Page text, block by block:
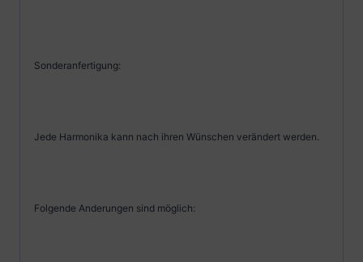
Sonderanfertigung:
Jede Harmonika kann nach ihren Wünschen verändert werden.
Folgende Anderungen sind möglich: